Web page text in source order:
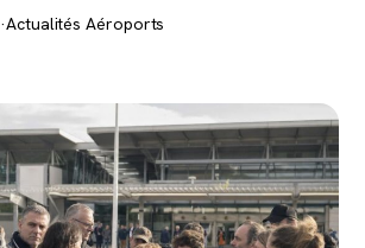
·Actualités Aéroports